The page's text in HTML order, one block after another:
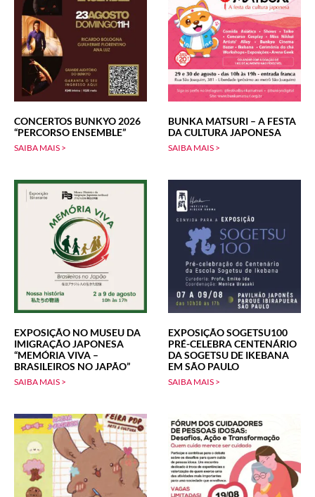
CONCERTOS BUNKYO 2026
“PERCORSO ENSEMBLE”
SAIBA MAIS >
BUNKA MATSURI – A FESTA
DA CULTURA JAPONESA
SAIBA MAIS >
EXPOSIÇÃO NO MUSEU DA
IMIGRAÇÃO JAPONESA
“MEMÓRIA VIVA –
BRASILEIROS NO JAPÃO”
SAIBA MAIS >
EXPOSIÇÃO SOGETSU100
PRÉ-CELEBRA CENTENÁRIO
DA SOGETSU DE IKEBANA
EM SÃO PAULO
SAIBA MAIS >